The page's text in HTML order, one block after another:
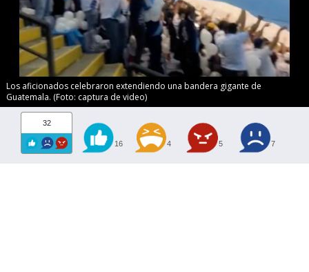
Los aficionados celebraron extendiendo una bandera gigante de
Guatemala. (Foto: captura de video)
32
16 4 5 7